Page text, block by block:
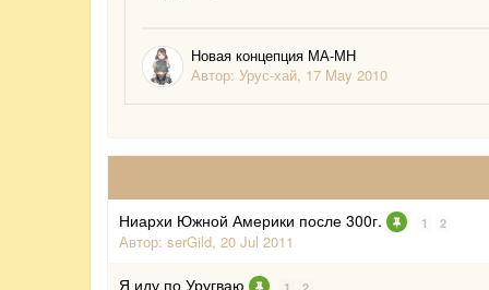
Новая концепция МА-МН
Автор: Урус-хай, 17 May 2010
Ниархи Южной Америки после 300г. 1 2
Автор:serGild,20 Jul 2011
Я иду по Уругваю